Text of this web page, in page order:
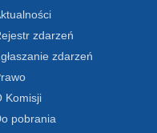
zdarzeń
zdarzeń
Komisji
pobrania